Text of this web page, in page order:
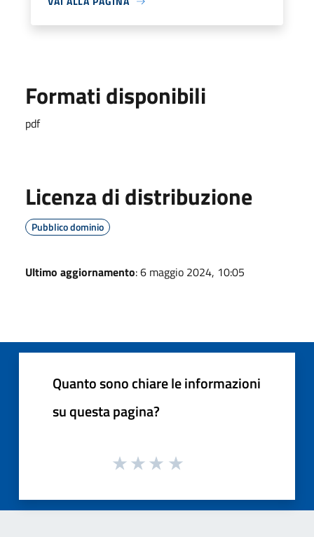
Formati disponibili
pdf
Licenza di distribuzione
Pubblico dominio
Ultimo aggiornamento: 6 maggio 2024, 10:05
Quanto sono chiare le informazioni
su questa pagina?